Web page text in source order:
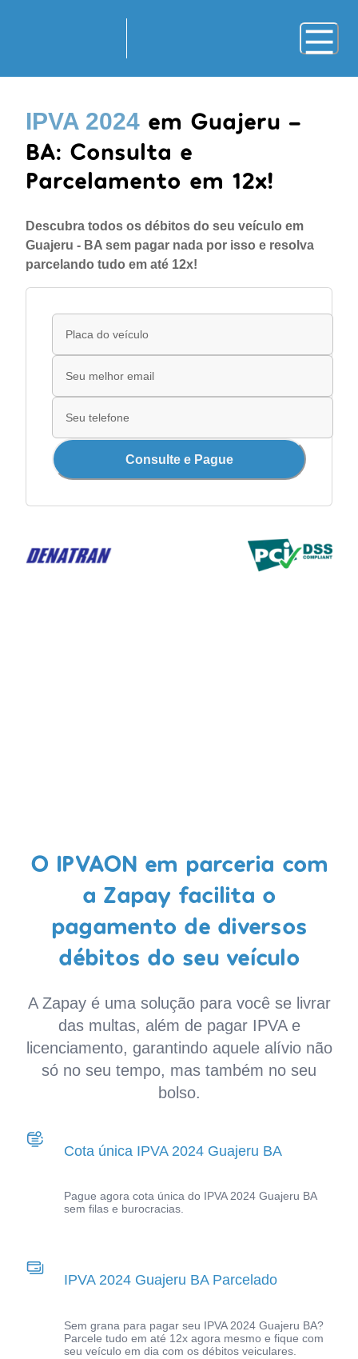
IPVA 2024 em Guajeru -
BA: Consulta e
Parcelamento em 12x!
Descubra todos os débitos do seu veículo em
Guajeru - BA sem pagar nada por isso e resolva
parcelando tudo em até 12x!
Consulte e Pague
O IPVAON em parceria com
a Zapay facilita o
pagamento de diversos
débitos do seu veículo
A Zapay é uma solução para você se livrar
das multas, além de pagar IPVA e
licenciamento, garantindo aquele alívio não
só no seu tempo, mas também no seu
bolso.
Cota única IPVA 2024 Guajeru BA
Pague agora cota única do IPVA 2024 Guajeru BA
sem filas e burocracias.
IPVA 2024 Guajeru BA Parcelado
Sem grana para pagar seu IPVA 2024 Guajeru BA?
Parcele tudo em até 12x agora mesmo e fique com
seu veículo em dia com os débitos veiculares.